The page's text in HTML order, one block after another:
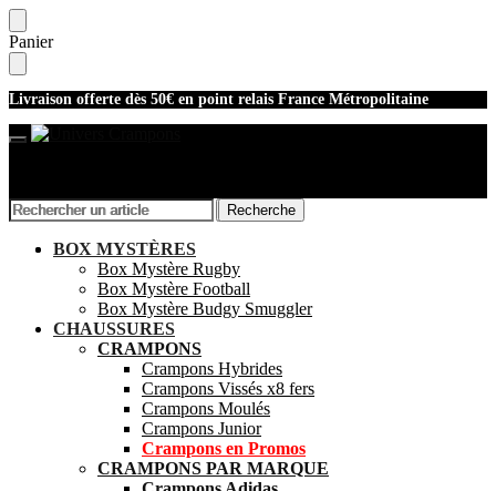
Skip
to
navigation
Skip
to
content
Panier
Livraison offerte dès 50€ en point relais France Métropolitaine
Recherche
pour :
Recherche
Mon compte
Recherche
pour :
Recherche
BOX MYSTÈRES
Box Mystère Rugby
Box Mystère Football
Box Mystère Budgy Smuggler
CHAUSSURES
CRAMPONS
Crampons Hybrides
Crampons Vissés x8 fers
Crampons Moulés
Crampons Junior
Crampons en Promos
CRAMPONS PAR MARQUE